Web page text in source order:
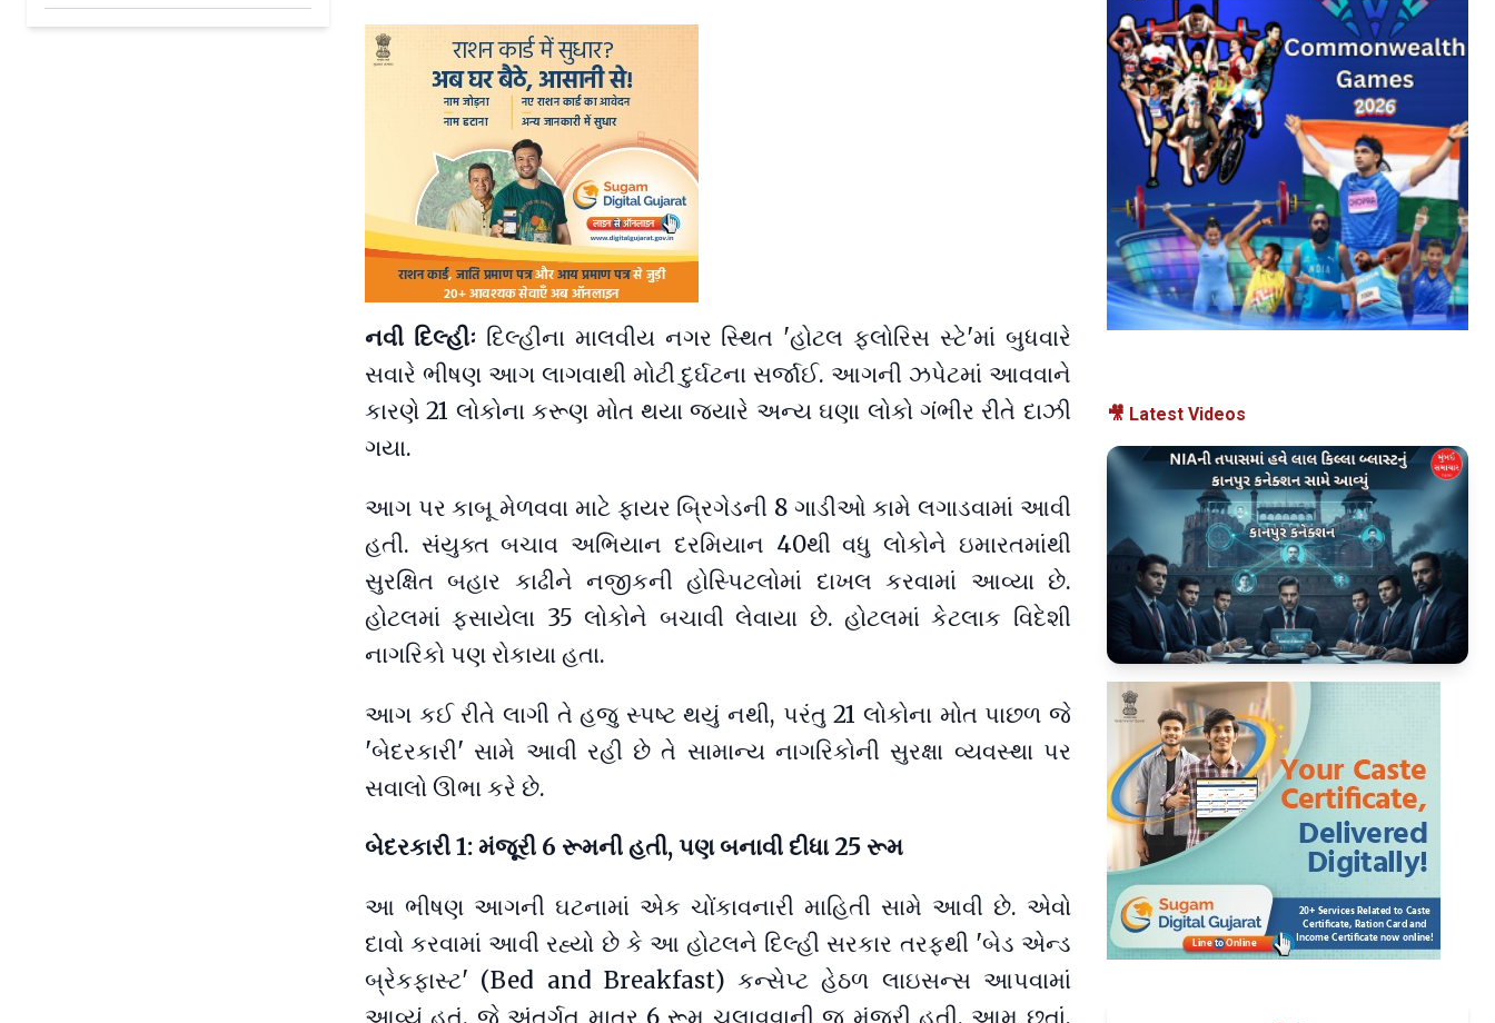
નવી દિલ્હીઃ દિલ્હીના માલવીય નગર સ્થિત 'હોટલ ફ્લોરિસ સ્ટે'માં બુધવારે
સવારે ભીષણ આગ લાગવાથી મોટી દુર્ઘટના સર્જાઈ. આગની ઝપેટમાં આવવાને
કારણે 21 લોકોના કરૂણ મોત થયા જ્યારે અન્ય ઘણા લોકો ગંભીર રીતે દાઝી
ગયા.
આગ પર કાબૂ મેળવવા માટે ફાયર બ્રિગેડની 8 ગાડીઓ કામે લગાડવામાં આવી
હતી. સંયુક્ત બચાવ અભિયાન દરમિયાન 40થી વધુ લોકોને ઇમારતમાંથી
સુરક્ષિત બહાર કાઢીને નજીકની હોસ્પિટલોમાં દાખલ કરવામાં આવ્યા છે.
હોટલમાં ફસાયેલા 35 લોકોને બચાવી લેવાયા છે. હોટલમાં કેટલાક વિદેશી
નાગરિકો પણ રોકાયા હતા.
આગ કઈ રીતે લાગી તે હજુ સ્પષ્ટ થયું નથી, પરંતુ 21 લોકોના મોત પાછળ જે
'બેદરકારી' સામે આવી રહી છે તે સામાન્ય નાગરિકોની સુરક્ષા વ્યવસ્થા પર
સવાલો ઊભા કરે છે.
બેદરકારી 1: મંજૂરી 6 રૂમની હતી, પણ બનાવી દીધા 25 રૂમ
આ ભીષણ આગની ઘટનામાં એક ચોંકાવનારી માહિતી સામે આવી છે. એવો
દાવો કરવામાં આવી રહ્યો છે કે આ હોટલને દિલ્હી સરકાર તરફથી 'બેડ એન્ડ
બ્રેકફાસ્ટ' (Bed and Breakfast) કન્સેપ્ટ હેઠળ લાઇસન્સ આપવામાં
🎥 Latest Videos
▶